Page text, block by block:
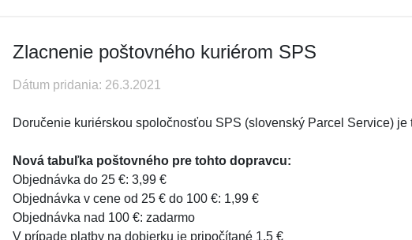
Zlacnenie poštovného kuriérom SPS
Dátum pridania: 26.3.2021
Doručenie kuriérskou spoločnosťou SPS (slovenský Parcel Service) je
Nová tabuľka poštovného pre tohto dopravcu:
Objednávka do 25 €: 3,99 €
Objednávka v cene od 25 € do 100 €: 1,99 €
Objednávka nad 100 €: zadarmo
V prípade platby na dobierku je pripočítané 1,5 €